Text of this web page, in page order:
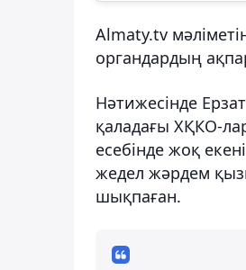
Almaty.tv
органдардың
Нәтижесінде
қаладағы ХҚКО-
есебінде жоқ
жедел жәрдем
шықпаған.